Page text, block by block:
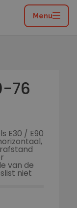
Menu
Beugel BAC 70-
76
E30 / E90
van de
niet